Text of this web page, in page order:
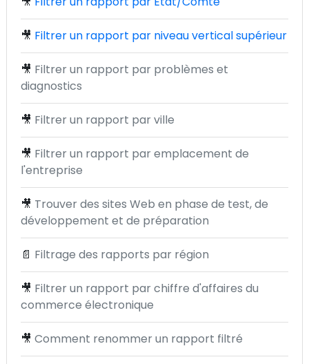
🎥 Filtrer un rapport par niveau vertical supérieur
🎥 Filtrer un rapport par problèmes et
diagnostics
🎥 Filtrer un rapport par ville
🎥 Filtrer un rapport par emplacement de
l'entreprise
🎥 Trouver des sites Web en phase de test, de
développement et de préparation
📄 Filtrage des rapports par région
🎥 Filtrer un rapport par chiffre d'affaires du
commerce électronique
🎥 Comment renommer un rapport filtré